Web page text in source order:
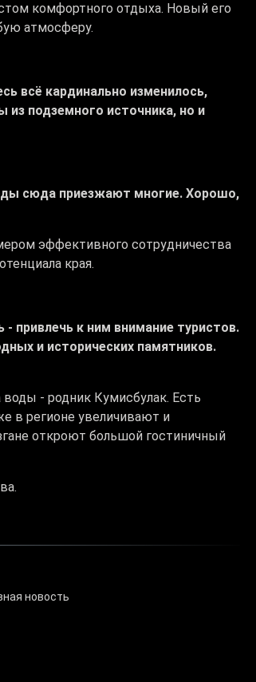
комфортного отдыха. Новый его
атмосферу.
всё кардинально изменилось,
из подземного источника, но и
сюда приезжают многие. Хорошо,
эффективного сотрудничества
края.
привлечь к ним внимание туристов.
и исторических памятников.
- родник Кумисбулак. Есть
в регионе увеличивают и
откроют большой гостиничный
новость